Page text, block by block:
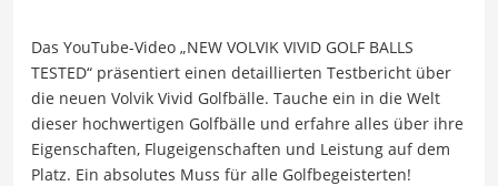
Das YouTube-Video „NEW VOLVIK VIVID GOLF BALLS
TESTED“ präsentiert einen detaillierten Testbericht über
die neuen Volvik Vivid Golfbälle. Tauche ein in die Welt
dieser hochwertigen Golfbälle und erfahre alles über ihre
Eigenschaften, Flugeigenschaften und Leistung auf dem
Platz. Ein absolutes Muss für alle Golfbegeisterten!